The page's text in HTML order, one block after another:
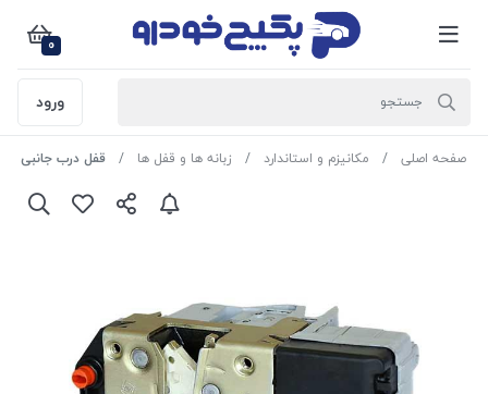
0
ورود
صفحه اصلی مکانیزم و استاندارد زبانه ها و قفل ها قفل درب جانبی عقب چپ رانا